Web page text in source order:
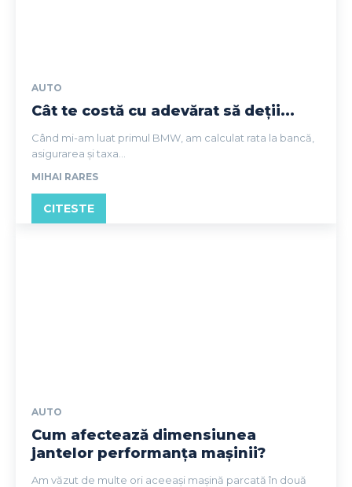
AUTO
Cât te costă cu adevărat să deții...
Când mi-am luat primul BMW, am calculat rata la bancă,
asigurarea și taxa...
MIHAI RARES
CITESTE
AUTO
Cum afectează dimensiunea
jantelor performanța mașinii?
Am văzut de multe ori aceeași mașină parcată în două